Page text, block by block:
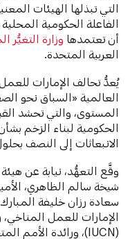
التي تبذلها الهيئات
الفاعلة الحكومية
أن تعتمدها وزارة التغيُّر
العربية المتحدة.
يُعدُّ تحالف الإمارات
العالمية «السباق نحو
المستوى، والتي تحشد
الحكومية لبناء الزخم
الانبعاثات إلى النصف بحلول عام 2030، تماشياً مع
وقَّع التعهُّد، نيابة عن
شيخة سالم الظاهري،
سعادة رزان خليفة
الإمارات للعمل المناخي،